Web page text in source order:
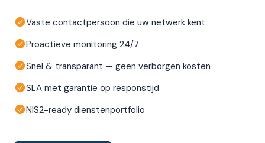
Vaste contactpersoon die uw netwerk kent
Proactieve monitoring 24/7
Snel & transparant — geen verborgen kosten
SLA met garantie op responstijd
NIS2-ready dienstenportfolio